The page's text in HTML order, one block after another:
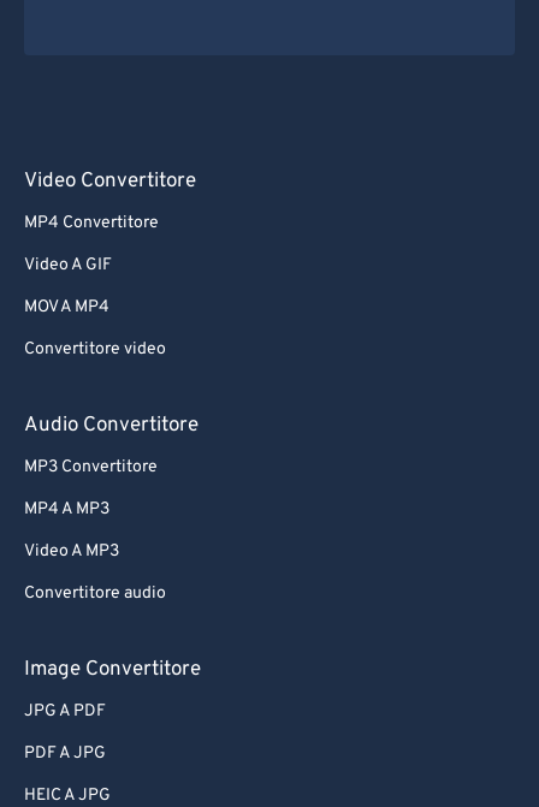
Video Convertitore
MP4 Convertitore
Video A GIF
MOV A MP4
Convertitore video
Audio Convertitore
MP3 Convertitore
MP4 A MP3
Video A MP3
Convertitore audio
Image Convertitore
JPG A PDF
PDF A JPG
HEIC A JPG